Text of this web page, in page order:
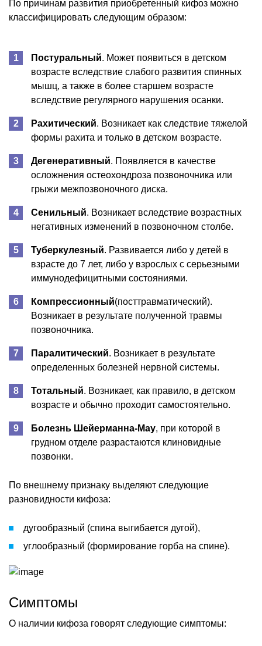
По причинам развития приобретенный кифоз можно
классифицировать следующим образом:
Постуральный. Может появиться в детском
возрасте вследствие слабого развития спинных
мышц, а также в более старшем возрасте
вследствие регулярного нарушения осанки.
Рахитический. Возникает как следствие тяжелой
формы рахита и только в детском возрасте.
Дегенеративный. Появляется в качестве
осложнения остеохондроза позвоночника или
грыжи межпозвоночного диска.
Сенильный. Возникает вследствие возрастных
негативных изменений в позвоночном столбе.
Туберкулезный. Развивается либо у детей в
взрасте до 7 лет, либо у взрослых с серьезными
иммунодефицитными состояниями.
Компрессионный(посттравматический).
Возникает в результате полученной травмы
позвоночника.
Паралитический. Возникает в результате
определенных болезней нервной системы.
Тотальный. Возникает, как правило, в детском
возрасте и обычно проходит самостоятельно.
Болезнь Шейерманна-Мау, при которой в
грудном отделе разрастаются клиновидные
позвонки.
По внешнему признаку выделяют следующие
разновидности кифоза:
дугообразный (спина выгибается дугой),
углообразный (формирование горба на спине).
Симптомы
О наличии кифоза говорят следующие симптомы: